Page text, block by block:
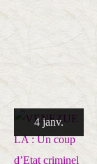
4 janv.